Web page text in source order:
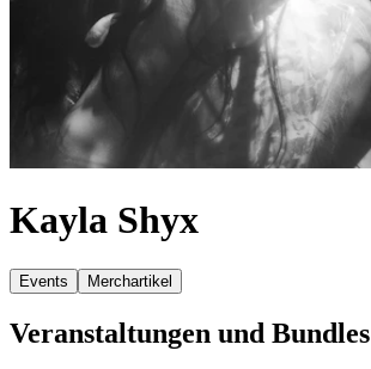
Kayla Shyx
Events Merchartikel
Veranstaltungen und Bundles